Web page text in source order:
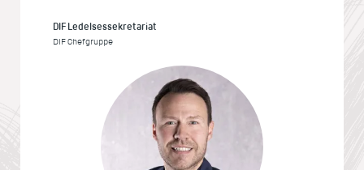
DIF Ledelsessekretariat
DIF Chefgruppe